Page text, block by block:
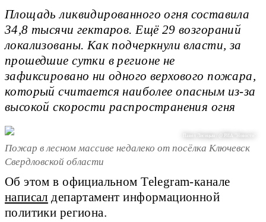
Площадь ликвидированного огня составила
34,8 тысячи гектаров. Ещё 29 возгораний
локализованы. Как подчеркнули власти, за
прошедшие сутки в регионе не
зафиксировано ни одного верхового пожара,
который считается наиболее опасным из-за
высокой скорости распространения огня
Павел Лисицын / @ РИА "Новости"
Пожар в лесном массиве недалеко от посёлка Ключевск
Свердловской области
Об этом в официальном Telegram-канале
написал департамент информационной
политики региона.